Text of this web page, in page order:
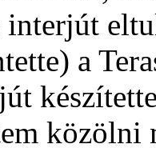
a
közölni